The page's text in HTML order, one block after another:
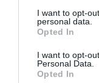
not limited to your
grant or deny
use your data for
consent section.
I want to opt-
personal data.
Opted In
I want to opt-
Personal Data.
Opted In